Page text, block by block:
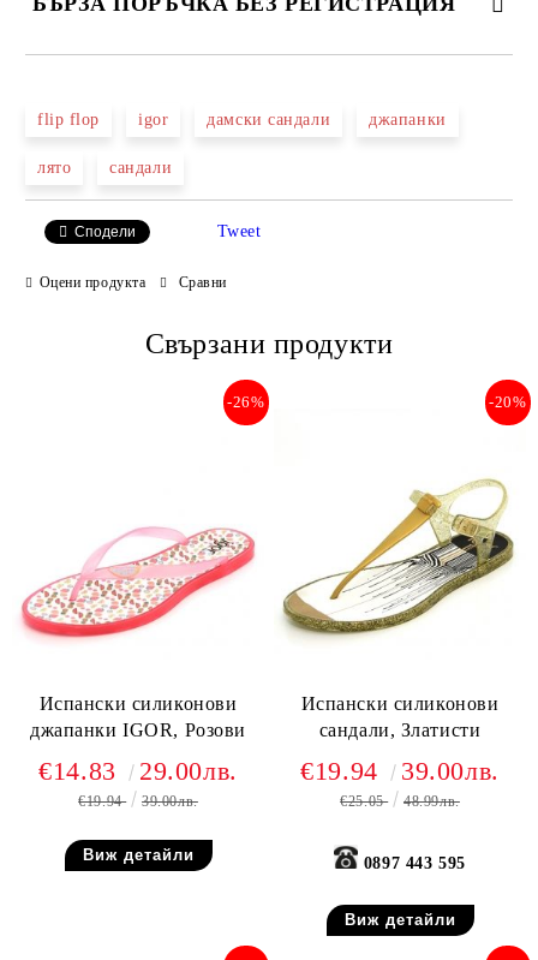
Ние ще се свържем с вас в рамките на работния ден.
flip flop igor дамски сандали джапанки
лято сандали
Сподели Tweet
Оцени продукта Сравни
Свързани продукти
Испански силиконови
джапанки IGOR, Розови
-26%
€14.83 29.00лв.
€19.94 39.00лв.
Виж детайли
Испански силиконови
сандали, Златисти
-20%
€19.94 39.00лв.
€25.05 48.99лв.
0897 443 595
Виж детайли